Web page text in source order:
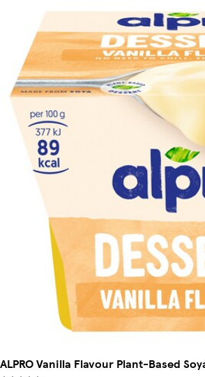
ALPRO Vanilla Flavour Plant-Based